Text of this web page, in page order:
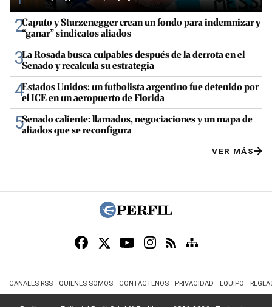
2Caputo y Sturzenegger crean un fondo para indemnizar y
“ganar” sindicatos aliados
3La Rosada busca culpables después de la derrota en el
Senado y recalcula su estrategia
4Estados Unidos: un futbolista argentino fue detenido por
el ICE en un aeropuerto de Florida
5Senado caliente: llamados, negociaciones y un mapa de
aliados que se reconfigura
VER MÁS
CANALES RSS QUIENES SOMOS CONTÁCTENOS PRIVACIDAD EQUIPO